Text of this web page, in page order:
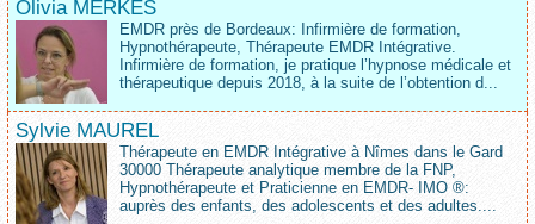
Olivia MERKES
EMDR près de Bordeaux: Infirmière de formation,
Hypnothérapeute, Thérapeute EMDR Intégrative.
Infirmière de formation, je pratique l’hypnose médicale et
thérapeutique depuis 2018, à la suite de l’obtention d...
Sylvie MAUREL
Thérapeute en EMDR Intégrative à Nîmes dans le Gard
30000 Thérapeute analytique membre de la FNP,
Hypnothérapeute et Praticienne en EMDR- IMO ®:
auprès des enfants, des adolescents et des adultes....